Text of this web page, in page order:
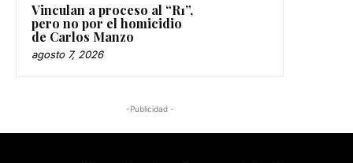
Vinculan a proceso al “R1”,
pero no por el homicidio
de Carlos Manzo
agosto 7, 2026
-Publicidad -